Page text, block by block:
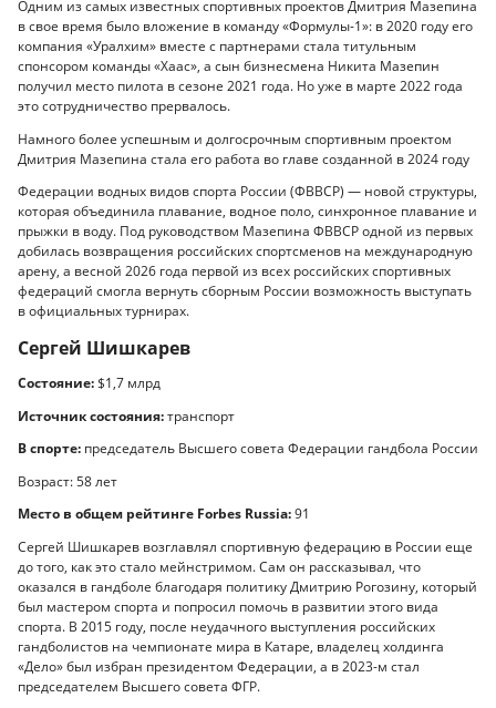
Одним из самых известных спортивных проектов Дмитрия Мазепина
в свое время было вложение в команду «Формулы-1»: в 2020 году его
компания «Уралхим» вместе с партнерами стала титульным
спонсором команды «Хаас», а сын бизнесмена Никита Мазепин
получил место пилота в сезоне 2021 года. Но уже в марте 2022 года
это сотрудничество прервалось.
Намного более успешным и долгосрочным спортивным проектом
Дмитрия Мазепина стала его работа во главе созданной в 2024 году
Федерации водных видов спорта России (ФВВСР) — новой структуры,
которая объединила плавание, водное поло, синхронное плавание и
прыжки в воду. Под руководством Мазепина ФВВСР одной из первых
добилась возвращения российских спортсменов на международную
арену, а весной 2026 года первой из всех российских спортивных
федераций смогла вернуть сборным России возможность выступать
в официальных турнирах.
Сергей Шишкарев
Состояние:$1,7 млрд
Источник состояния:транспорт
В спорте: председатель Высшего совета Федерации гандбола России
Возраст: 58 лет
Место в общем рейтинге Forbes Russia:91
Сергей Шишкарев возглавлял спортивную федерацию в России еще
до того, как это стало мейнстримом. Сам он рассказывал, что
оказался в гандболе благодаря политику Дмитрию Рогозину, который
был мастером спорта и попросил помочь в развитии этого вида
спорта. В 2015 году, после неудачного выступления российских
гандболистов на чемпионате мира в Катаре, владелец холдинга
«Дело» был избран президентом Федерации, а в 2023-м стал
председателем Высшего совета ФГР.